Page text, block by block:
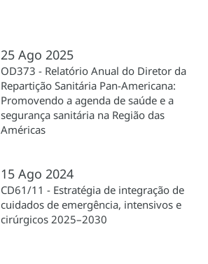
25 Ago 2025
OD373 - Relatório Anual do Diretor da
Repartição Sanitária Pan-Americana:
Promovendo a agenda de saúde e a
segurança sanitária na Região das
Américas
15 Ago 2024
CD61/11 - Estratégia de integração de
cuidados de emergência, intensivos e
cirúrgicos 2025–2030